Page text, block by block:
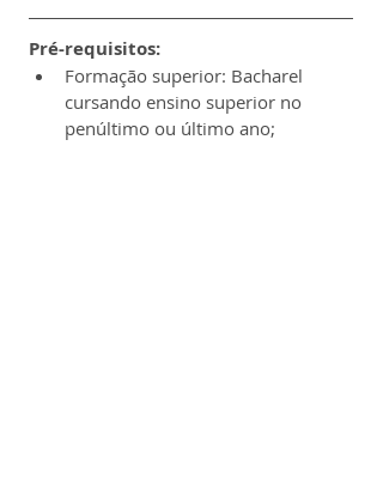
Pré-requisitos:
Formação superior: Bacharel
cursando ensino superior no
penúltimo ou último ano;